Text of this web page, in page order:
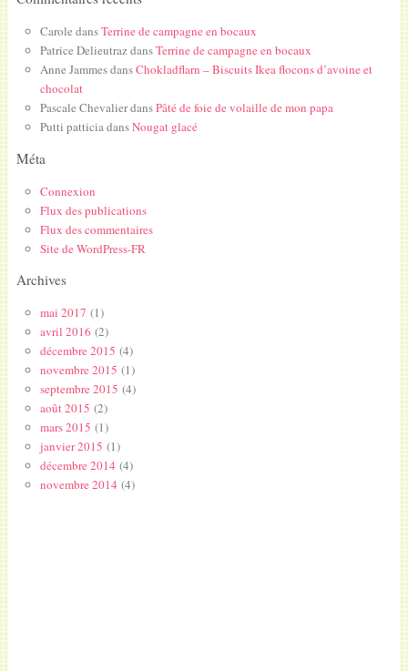
Carole dansTerrine de campagne en bocaux
Patrice DelieutrazdansTerrine de campagne en bocaux
Anne JammesdansChokladflarn – Biscuits Ikea flocons d’avoine et
chocolat
Pascale ChevalierdansPâté de foie de volaille de mon papa
Putti patticiadansNougat glacé
Méta
Connexion
Flux des publications
Flux des commentaires
Site de WordPress-FR
Archives
mai 2017 (1)
avril 2016 (2)
décembre 2015 (4)
novembre 2015 (1)
septembre 2015 (4)
août 2015 (2)
mars 2015 (1)
janvier 2015 (1)
décembre 2014(4)
novembre 2014(4)